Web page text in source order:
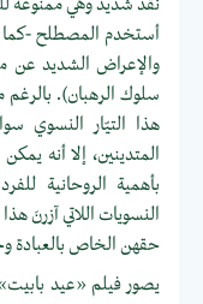
نقد شديد وهي ممنوعة
أستخدم المصطلح -كما
والإعراض الشديد عن
سلوك الرهبان). بالرغم
هذا التيّار النسوي
المتدينين، إلا أنه
بأهمية الروحانية
النسويات اللاتي آزرنَ
حقهن الخاص بالعبادة
يصور فيلم «عيد